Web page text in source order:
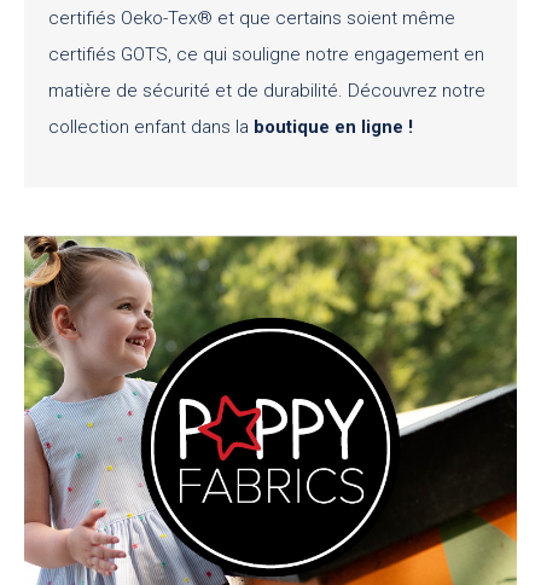
certifiés Oeko-Tex® et que certains soient même
certifiés GOTS, ce qui souligne notre engagement en
matière de sécurité et de durabilité. Découvrez notre
collection enfant dans la boutique en ligne !